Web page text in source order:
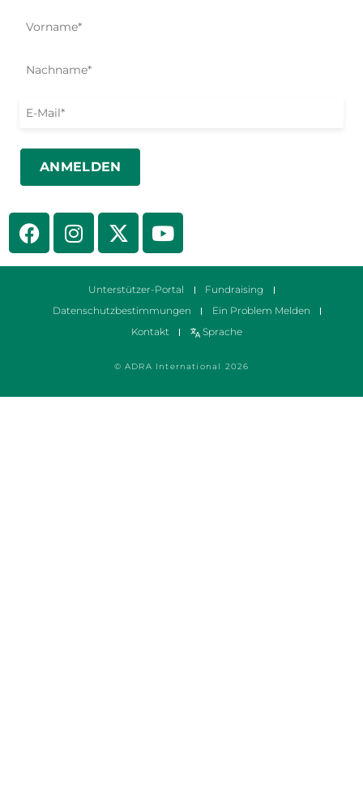
© ADRA International 2026
Unterstützer-Portal
Fundraising
Datenschutzbestimmungen
Ein Problem Melden
Kontakt
Sprache